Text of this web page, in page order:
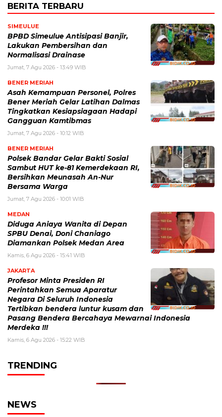
BERITA TERBARU
SIMEULUE
BPBD Simeulue Antisipasi Banjir,
Lakukan Pembersihan dan
Normalisasi Drainase
Jumat, 7 Agu 2026 - 13:49 WIB
BENER MERIAH
Asah Kemampuan Personel, Polres
Bener Meriah Gelar Latihan Dalmas
Tingkatkan Kesiapsiagaan Hadapi
Gangguan Kamtibmas
Jumat, 7 Agu 2026 - 10:12 WIB
BENER MERIAH
Polsek Bandar Gelar Bakti Sosial
Sambut HUT ke-81 Kemerdekaan RI,
Bersihkan Meunasah An-Nur
Bersama Warga
Jumat, 7 Agu 2026 - 10:01 WIB
MEDAN
Diduga Aniaya Wanita di Depan
SPBU Denai, Doni Chaniago
Diamankan Polsek Medan Area
Kamis, 6 Agu 2026 - 15:41 WIB
JAKARTA
Profesor Minta Presiden RI
Perintahkan Semua Aparatur
Negara Di Seluruh Indonesia
Tertibkan bendera luntur kusam dan
Pasang Bendera Bercahaya Mewarnai Indonesia
Merdeka !!!
Kamis, 6 Agu 2026 - 15:22 WIB
TRENDING
NEWS